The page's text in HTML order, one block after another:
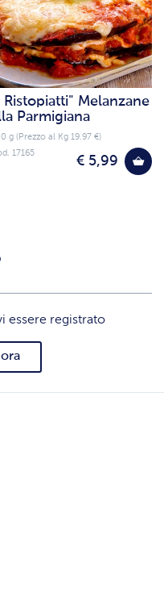
Ristopiatti" Melanzane
Parmigiana
g (Prezzo al Kg 19.97 €)
€ 5,99
17165
essere registrato